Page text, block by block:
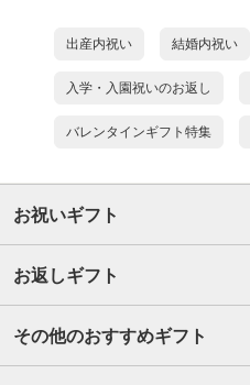
出産内祝い 結婚内祝い
入学・入園祝いのお返し
バレンタインギフト特集
お祝いギフト
お返しギフト
その他のおすすめギフト